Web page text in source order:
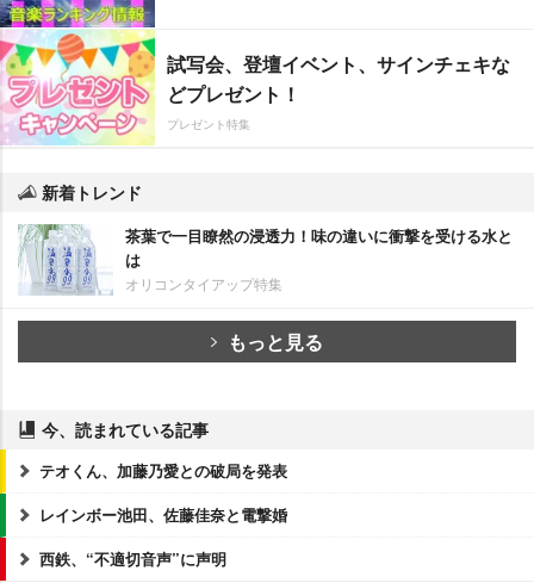
試写会、登壇イベント、サインチェキな
どプレゼント！
プレゼント特集
新着トレンド
茶葉で一目瞭然の浸透力！味の違いに衝撃を受ける水と
は
オリコンタイアップ特集
もっと見る
今、読まれている記事
テオくん、加藤乃愛との破局を発表
レインボー池田、佐藤佳奈と電撃婚
西鉄、“不適切音声”に声明